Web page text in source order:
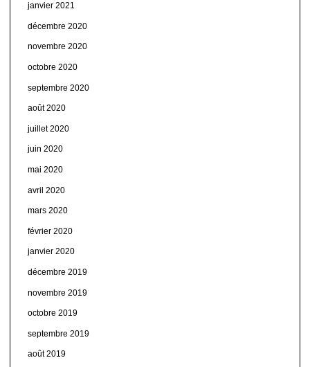
janvier 2021
décembre 2020
novembre 2020
octobre 2020
septembre 2020
août 2020
juillet 2020
juin 2020
mai 2020
avril 2020
mars 2020
février 2020
janvier 2020
décembre 2019
novembre 2019
octobre 2019
septembre 2019
août 2019